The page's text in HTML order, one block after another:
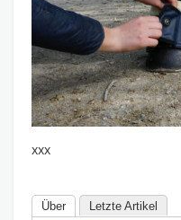
xxx
Über Letzte Artikel